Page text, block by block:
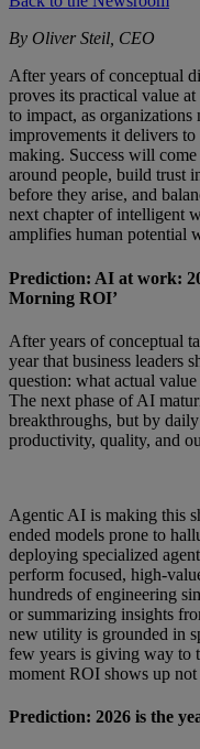
By Oliver Steil, CEO
After years of conceptual
proves its practical value
to impact, as
improvements it delivers
making. Success will
around people, build trust
before they arise, and
next chapter of intelligent
amplifies human potential
Prediction: AI at work:
Morning ROI’
After years of conceptual
year that business leaders
question: what actual
The next phase of AI
breakthroughs, but by
productivity, quality, and
Agentic AI is making this
ended models prone to
deploying specialized
perform focused, high-
hundreds of engineering
or summarizing insights
new utility is grounded in
few years is giving way to
moment ROI shows up
Prediction: 2026 is the